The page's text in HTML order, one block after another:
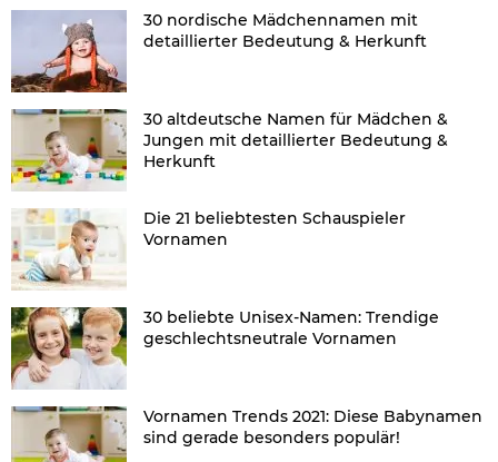
30 nordische Mädchennamen mit
detaillierter Bedeutung & Herkunft
30 altdeutsche Namen für Mädchen &
Jungen mit detaillierter Bedeutung &
Herkunft
Die 21 beliebtesten Schauspieler
Vornamen
30 beliebte Unisex-Namen: Trendige
geschlechtsneutrale Vornamen
Vornamen Trends 2021: Diese Babynamen
sind gerade besonders populär!